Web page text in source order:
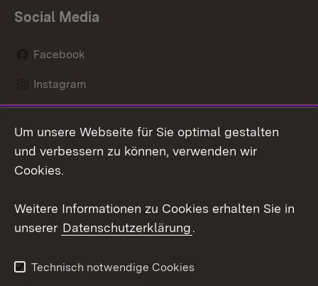
Social Media
Facebook
Instagram
Mastodon
Youtube
Kontakt
Datenschutz
Barrierefreiheit
Um unsere Webseite für Sie optimal gestalten
und verbessern zu können, verwenden wir
Cookies.
Weitere Informationen zu Cookies erhalten Sie in
unserer Datenschutzerklärung.
Technisch notwendige Cookies